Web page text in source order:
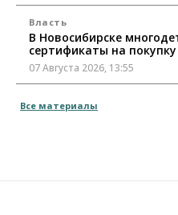
Власть
В Новосибирске
сертификаты на
07 Августа 2026, 13:55
Треть автовладельцев
Все материалы